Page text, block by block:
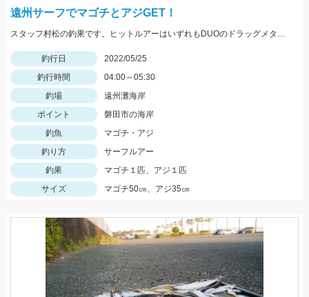
遠州サーフでマゴチとアジGET！
スタッフ村松の釣果です。ヒットルアーはいずれもDUOのドラッグメタルキャストショット30gのイワシカラー！
釣行日
2022/05/25
釣行時間
04:00～05:30
釣場
遠州灘海岸
ポイント
磐田市の海岸
釣魚
マゴチ・アジ
釣り方
サーフルアー
釣果
マゴチ１匹、アジ１匹
サイズ
マゴチ50㎝、アジ35㎝